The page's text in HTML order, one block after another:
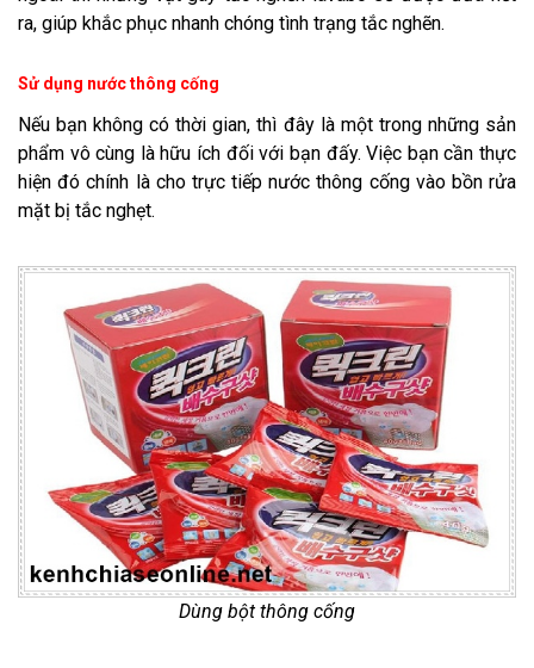
ra, giúp khắc phục nhanh chóng tình trạng tắc nghẽn.
Sử dụng nước thông cống
Nếu bạn không có thời gian, thì đây là một trong những sản
phẩm vô cùng là hữu ích đối với bạn đấy. Việc bạn cần thực
hiện đó chính là cho trực tiếp nước thông cống vào bồn rửa
mặt bị tắc nghẹt.
Dùng bột thông cống